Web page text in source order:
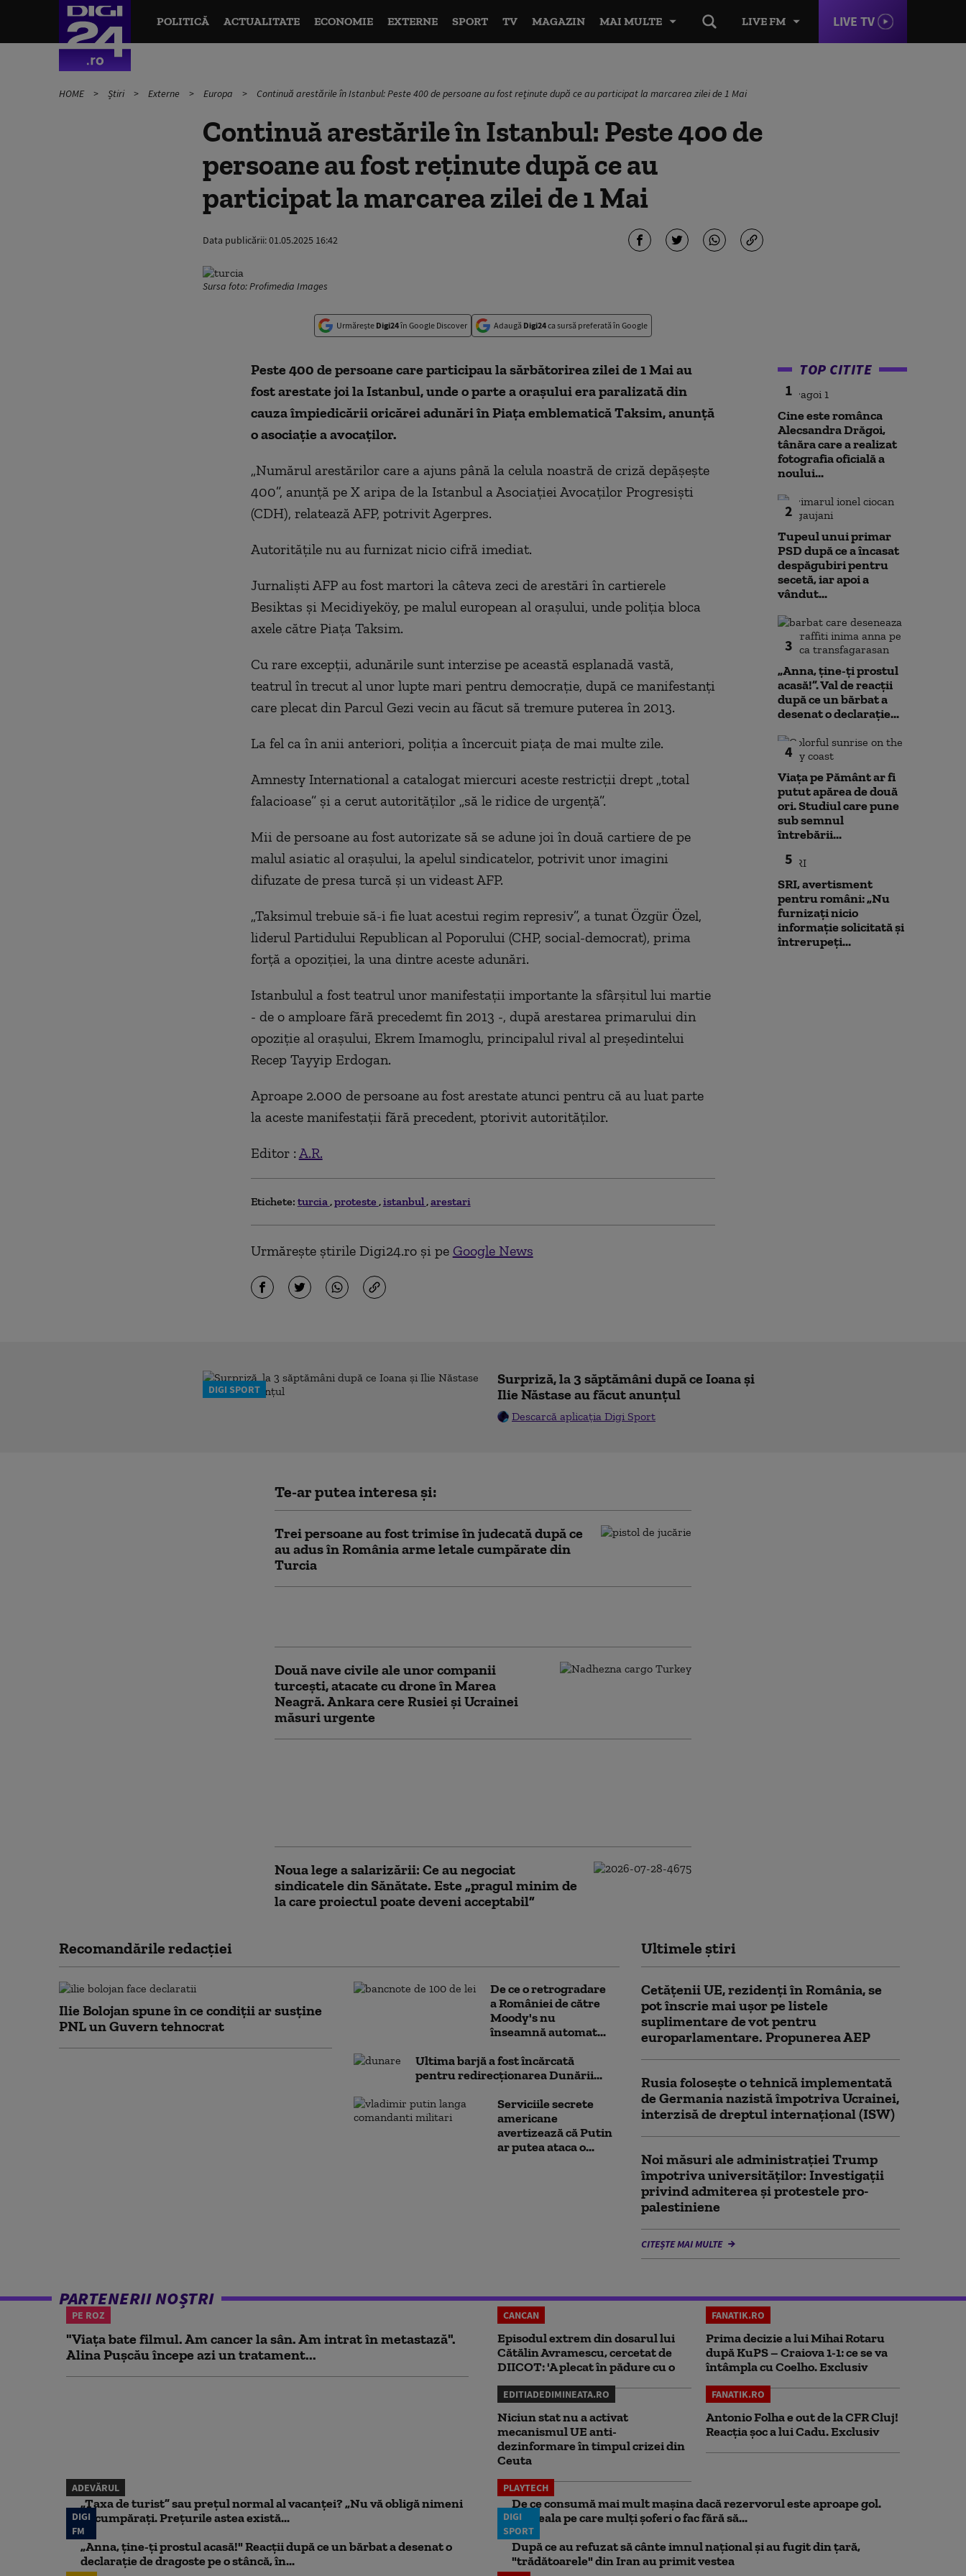
LIVE FM LIVE TV
POLITICĂ ACTUALITATE ECONOMIE EXTERNE SPORT TV MAGAZIN MAI MULTE
HOME Știri Externe Europa Continuă arestările în Istanbul: Peste 400 de persoane au fost reținute după ce au participat la marcarea zilei de 1 Mai
Continuă arestările în Istanbul: Peste 400 de
persoane au fost reținute după ce au
participat la marcarea zilei de 1 Mai
Data publicării:01.05.2025 16:42
Sursa foto: Profimedia Images
Urmărește Digi24în Google Discover Adaugă Digi24ca sursă preferată în Google
Peste 400 de persoane care participau la sărbătorirea zilei de 1 Mai au
fost arestate joi la Istanbul, unde o parte a oraşului era paralizată din
cauza împiedicării oricărei adunări în Piaţa emblematică Taksim, anunţă
o asociaţie a avocaţilor.
„Numărul arestărilor care a ajuns până la celula noastră de criză depăşeşte
400”, anunţă pe X aripa de la Istanbul a Asociaţiei Avocaţilor Progresişti
(CDH), relatează AFP, potrivit Agerpres.
Autorităţile nu au furnizat nicio cifră imediat.
Jurnalişti AFP au fost martori la câteva zeci de arestări în cartierele
Besiktas şi Mecidiyeköy, pe malul european al oraşului, unde poliţia bloca
axele către Piaţa Taksim.
Cu rare excepţii, adunările sunt interzise pe această esplanadă vastă,
teatrul în trecut al unor lupte mari pentru democraţie, după ce manifestanţi
care plecat din Parcul Gezi vecin au făcut să tremure puterea în 2013.
La fel ca în anii anteriori, poliţia a încercuit piaţa de mai multe zile.
Amnesty International a catalogat miercuri aceste restricţii drept „total
falacioase” şi a cerut autorităţilor „să le ridice de urgenţă”.
Mii de persoane au fost autorizate să se adune joi în două cartiere de pe
malul asiatic al oraşului, la apelul sindicatelor, potrivit unor imagini
difuzate de presa turcă şi un videast AFP.
„Taksimul trebuie să-i fie luat acestui regim represiv”, a tunat Özgür Özel,
liderul Partidului Republican al Poporului (CHP, social-democrat), prima
forţă a opoziţiei, la una dintre aceste adunări.
Istanbulul a fost teatrul unor manifestaţii importante la sfârşitul lui martie
- de o amploare fără precedemt fin 2013 -, după arestarea primarului din
opoziţie al oraşului, Ekrem Imamoglu, principalul rival al preşedintelui
Recep Tayyip Erdogan.
Aproape 2.000 de persoane au fost arestate atunci pentru că au luat parte
la aceste manifestaţii fără precedent, ptorivit autorităţilor.
Editor : A.R.
Etichete: turcia proteste istanbul arestari
Urmărește știrile Digi24.ro și pe Google News
TOP CITITE
1
Cine este românca
Alecsandra Drăgoi,
tânăra care a realizat
fotografia oficială a
noului...
2
Tupeul unui primar
PSD după ce a încasat
despăgubiri pentru
secetă, iar apoi a
vândut...
3
„Anna, ţine-ţi prostul
acasă!”. Val de reacții
după ce un bărbat a
desenat o declarație...
4
Viața pe Pământ ar fi
putut apărea de două
ori. Studiul care pune
sub semnul
întrebării...
5
SRI, avertisment
pentru români: „Nu
furnizați nicio
informație solicitată și
întrerupeți...
DIGI SPORT
Surpriză, la 3 săptămâni după ce Ioana și
Ilie Năstase au făcut anunțul
Descarcă aplicația Digi Sport
Te-ar putea interesa și:
Trei persoane au fost trimise în judecată după ce
au adus în România arme letale cumpărate din
Turcia
Două nave civile ale unor companii
turcești, atacate cu drone în Marea
Neagră. Ankara cere Rusiei și Ucrainei
măsuri urgente
Noua lege a salarizării: Ce au negociat
sindicatele din Sănătate. Este „pragul minim de
la care proiectul poate deveni acceptabil”
Recomandările redacţiei
Ilie Bolojan spune în ce condiții ar susține
PNL un Guvern tehnocrat
De ce o retrogradare
a României de către
Moody's nu
înseamnă automat...
Ultima barjă a fost încărcată
pentru redirecționarea Dunării...
Serviciile secrete
americane
avertizează că Putin
ar putea ataca o...
Ultimele știri
Cetățenii UE, rezidenți în România, se
pot înscrie mai ușor pe listele
suplimentare de vot pentru
europarlamentare. Propunerea AEP
Rusia folosește o tehnică implementată
de Germania nazistă împotriva Ucrainei,
interzisă de dreptul internațional (ISW)
Noi măsuri ale administrației Trump
împotriva universităților: Investigații
privind admiterea și protestele pro-
palestiniene
CITEȘTE MAI MULTE
PARTENERII NOȘTRI
PE ROZ
"Viața bate filmul. Am cancer la sân. Am intrat în metastază".
Alina Pușcău începe azi un tratament...
CANCAN
Episodul extrem din dosarul lui
Cătălin Avramescu, cercetat de
DIICOT: 'A plecat în pădure cu o
FANATIK.RO
Prima decizie a lui Mihai Rotaru
după KuPS – Craiova 1-1: ce se va
întâmpla cu Coelho. Exclusiv
EDITIADEDIMINEATA.RO
Niciun stat nu a activat
mecanismul UE anti-
dezinformare în timpul crizei din
Ceuta
FANATIK.RO
Antonio Folha e out de la CFR Cluj!
Reacția șoc a lui Cadu. Exclusiv
ADEVĂRUL
„Taxa de turist” sau prețul normal al vacanței? „Nu vă obligă nimeni
să cumpărați. Prețurile astea există...
PLAYTECH
De ce consumă mai mult mașina dacă rezervorul este aproape gol.
Greșeala pe care mulți șoferi o fac fără să...
DIGI
FM
„Anna, ţine-ţi prostul acasă!" Reacţii după ce un bărbat a desenat o
declaraţie de dragoste pe o stâncă, în...
DIGI
SPORT
După ce au refuzat să cânte imnul naţional şi au fugit din ţară,
"trădătoarele" din Iran au primit vestea